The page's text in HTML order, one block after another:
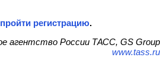
пройти регистрацию.
агентство России ТАСС, GS Group
www.tass.ru